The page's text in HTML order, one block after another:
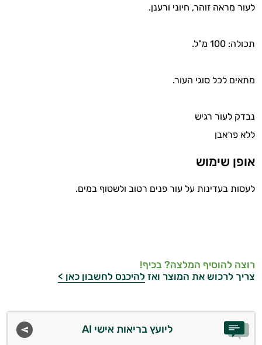
לעור מראה זוהר, חיוני ורענן.
תכולה: 100 מ"ל.
מתאים לכל סוגי העור.
נבדק לעור רגיש
ללא פראבן
אופן שימוש
לעסות בעדינות על עור פנים רטוב ולשטוף במים.
רוצה להוסיף המלצה? בכיף!
צריך לרכוש את המוצר ואז להיכנס לחשבון כאן >
ליועץ בריאות אישי AI